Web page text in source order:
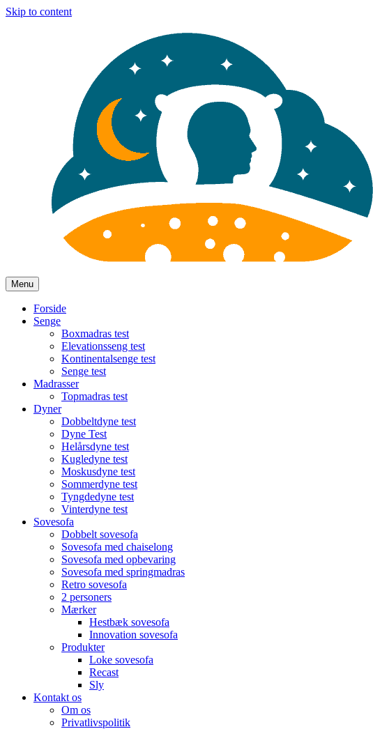
Skip to content
Menu
Forside
Senge
Boxmadras test
Elevationsseng test
Kontinentalsenge test
Senge test
Madrasser
Topmadras test
Dyner
Dobbeltdyne test
Dyne Test
Helårsdyne test
Kugledyne test
Moskusdyne test
Sommerdyne test
Tyngdedyne test
Vinterdyne test
Sovesofa
Dobbelt sovesofa
Sovesofa med chaiselong
Sovesofa med opbevaring
Sovesofa med springmadras
Retro sovesofa
2 personers
Mærker
Hestbæk sovesofa
Innovation sovesofa
Produkter
Loke sovesofa
Recast
Sly
Kontakt os
Om os
Privatlivspolitik